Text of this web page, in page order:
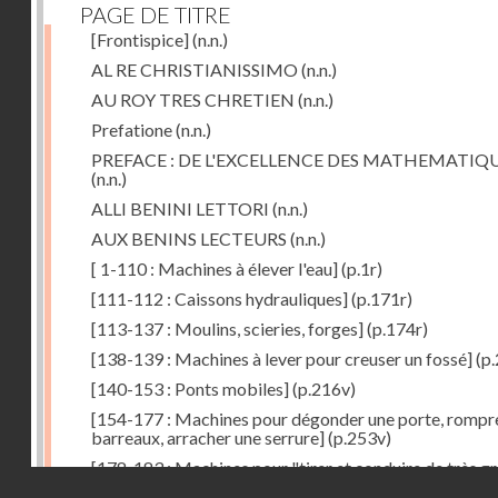
PAGE DE TITRE
[Frontispice](n.n.)
AL RE CHRISTIANISSIMO (n.n.)
AU ROY TRES CHRETIEN (n.n.)
Prefatione(n.n.)
PREFACE : DE L'EXCELLENCE DES
(n.n.)
ALLI BENINI LETTORI (n.n.)
AUX BENINS LECTEURS (n.n.)
[ 1-110 : Machines à élever l'eau](p.1r)
[111-112 : Caissons hydrauliques](p.171r)
[113-137 : Moulins, scieries, forges](p.174r)
[138-139 : Machines à lever pour creuser un fossé]
[140-153 : Ponts mobiles](p.216v)
[154-177 : Machines pour dégonder une porte,
barreaux, arracher une serrure](p.253v)
[178-183 : Machines pour "tirer et conduire de très